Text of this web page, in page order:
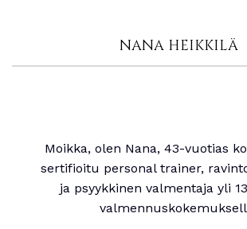
NANA HEIKKILÄ
Moikka, olen Nana, 43-vuotias
sertifioitu personal trainer,
ja psyykkinen valmentaja yli